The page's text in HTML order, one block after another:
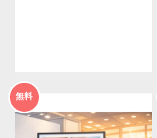
2026年
度
無料